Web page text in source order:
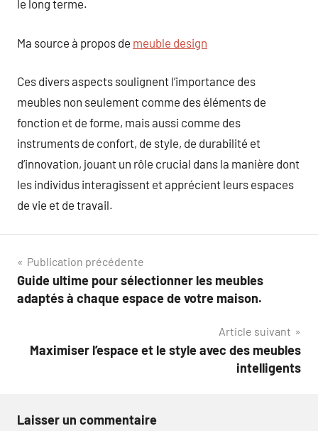
le long terme.
Ma source à propos de meuble design
Ces divers aspects soulignent l’importance des
meubles non seulement comme des éléments de
fonction et de forme, mais aussi comme des
instruments de confort, de style, de durabilité et
d’innovation, jouant un rôle crucial dans la manière dont
les individus interagissent et apprécient leurs espaces
de vie et de travail.
Navigation
de
Publication précédente
Guide ultime pour sélectionner les meubles
adaptés à chaque espace de votre maison.
Article suivant
Maximiser l’espace et le style avec des meubles
intelligents
Laisser un commentaire